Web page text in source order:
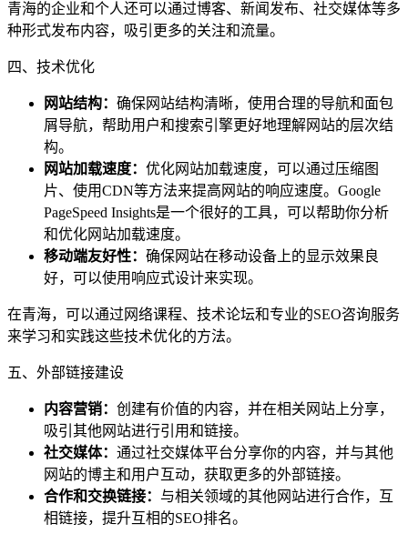
青海的企业和个人还可以通过博客、新闻发布、社交媒体等多
种形式发布内容，吸引更多的关注和流量。
四、技术优化
网站结构： 确保网站结构清晰，使用合理的导航和面包
屑导航，帮助用户和搜索引擎更好地理解网站的层次结
构。
网站加载速度： 优化网站加载速度，可以通过压缩图
片、使用CDN等方法来提高网站的响应速度。Google
PageSpeed Insights是一个很好的工具，可以帮助你分析
和优化网站加载速度。
移动端友好性： 确保网站在移动设备上的显示效果良
好，可以使用响应式设计来实现。
在青海，可以通过网络课程、技术论坛和专业的SEO咨询服务
来学习和实践这些技术优化的方法。
五、外部链接建设
内容营销： 创建有价值的内容，并在相关网站上分享，
吸引其他网站进行引用和链接。
社交媒体： 通过社交媒体平台分享你的内容，并与其他
网站的博主和用户互动，获取更多的外部链接。
合作和交换链接： 与相关领域的其他网站进行合作，互
相链接，提升互相的SEO排名。